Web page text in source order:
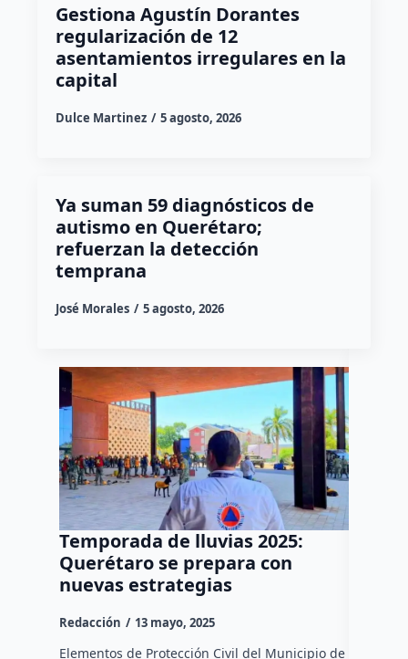
Gestiona Agustín Dorantes
regularización de 12
asentamientos irregulares en la
capital
Dulce Martinez 5 agosto, 2026
Ya suman 59 diagnósticos de
autismo en Querétaro;
refuerzan la detección
temprana
José Morales 5 agosto, 2026
Temporada de lluvias 2025:
Querétaro se prepara con
nuevas estrategias
Redacción 13 mayo, 2025
Elementos de Protección Civil del Municipio de